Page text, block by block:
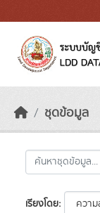
ชุดข้อมูล
เรียงโดย